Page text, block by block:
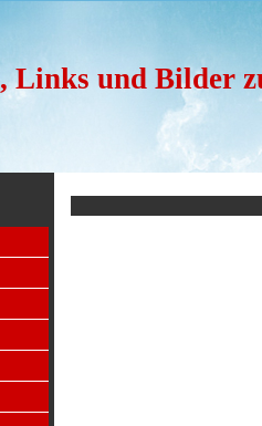
Links und Bilder